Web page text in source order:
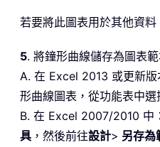
若要將此圖表用於其他資料
5. 將鐘形曲線儲存為圖表範
A. 在 Excel 2013 或更新
形曲線圖表，從功能表中選
B. 在 Excel 2007/2010 中
具 ，然後前往設計> 另存為